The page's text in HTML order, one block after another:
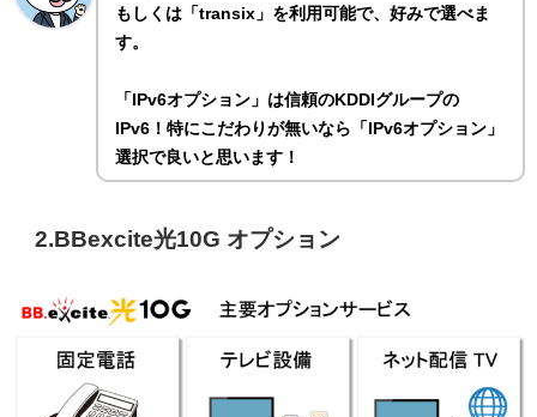
もしくは「transix」を利用可能で、好みで選べま
す。
「IPv6オプション」は信頼のKDDIグループの
IPv6！特にこだわりが無いなら「IPv6オプション」
選択で良いと思います！
2.BBexcite光10G オプション